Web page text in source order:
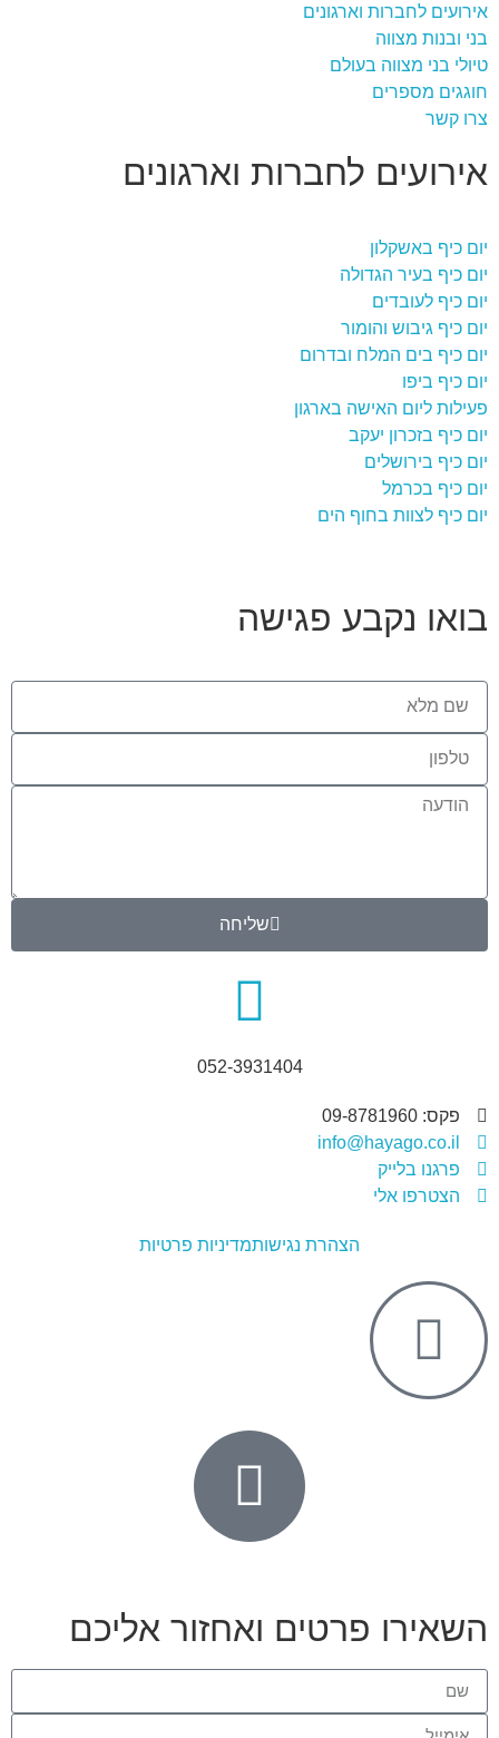
אירועים לחברות וארגונים
בני ובנות מצווה
טיולי בני מצווה בעולם
חוגגים מספרים
צרו קשר
אירועים לחברות וארגונים
יום כיף באשקלון
יום כיף בעיר הגדולה
יום כיף לעובדים
יום כיף גיבוש והומור
יום כיף בים המלח ובדרום
יום כיף ביפו
פעילות ליום האישה בארגון
יום כיף בזכרון יעקב
יום כיף בירושלים
יום כיף בכרמל
יום כיף לצוות בחוף הים
בואו נקבע פגישה
שליחה
052-3931404
פקס: 09-8781960
info@hayago.co.il
פרגנו בלייק
הצטרפו אלי
הצהרת נגישותמדיניות פרטיות
השאירו פרטים ואחזור אליכם